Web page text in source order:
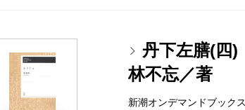
丹下左膳(四)
林不忘／著
新潮オンデマンドブッ